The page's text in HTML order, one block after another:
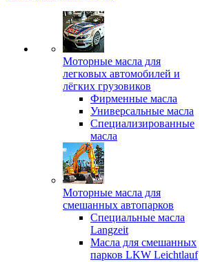
Моторные масла для
легковых автомобилей и
лёгких грузовиков
Фирменные масла
Универсальные масла
Специализированные
масла
Моторные масла для
смешанных автопарков
Специальные масла
Langzeit
Масла для смешанных
парков LKW Leichtlauf